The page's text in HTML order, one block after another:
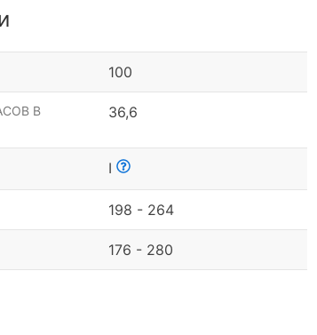
100
В
36,6
I
198 - 264
176 - 280